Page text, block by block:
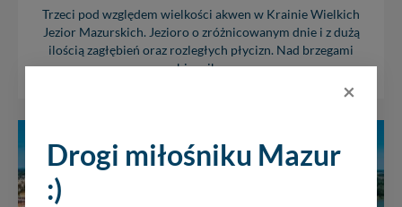
Trzeci pod względem wielkości akwen w Krainie Wielkich
Jezior Mazurskich. Jezioro o zróżnicowanym dnie i z dużą
ilością zagłębień oraz rozległych płycizn. Nad brzegami
zbiornika...
×
Drogi miłośniku Mazur
:)